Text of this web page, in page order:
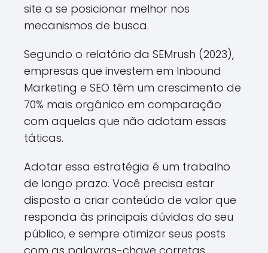
site a se posicionar melhor nos
mecanismos de busca.
Segundo o relatório da SEMrush (2023),
empresas que investem em Inbound
Marketing e SEO têm um crescimento de
70% mais orgânico em comparação
com aquelas que não adotam essas
táticas.
Adotar essa estratégia é um trabalho
de longo prazo. Você precisa estar
disposto a criar conteúdo de valor que
responda às principais dúvidas do seu
público, e sempre otimizar seus posts